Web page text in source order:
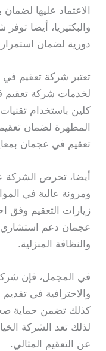
الاعتماد عليها
والبكتيريا، أيضا
دورية لضمان
تعتبر شركة تعقيم في
لخدمات شركة
كلين باستخدام
المطهرة لضمان
تعقيم في عجمان
أيضا، تحرص الشركة
ومرونة عالية في
زيارات التعقيم وفق
عجمان دعم استشاري
والنظافة المنزلية.
في المجمل، فإن
والاحترافية في
كذلك تضمن حماية
لذلك تعد الشركة
عن التعقيم المثالي.